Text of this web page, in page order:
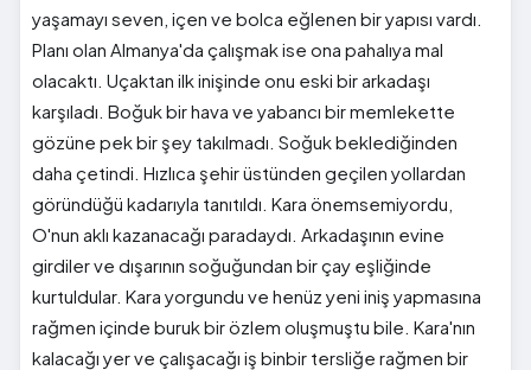
yaşamayı seven, içen ve bolca eğlenen bir yapısı vardı.
Planı olan Almanya'da çalışmak ise ona pahalıya mal
olacaktı. Uçaktan ilk inişinde onu eski bir arkadaşı
karşıladı. Boğuk bir hava ve yabancı bir memlekette
gözüne pek bir şey takılmadı. Soğuk beklediğinden
daha çetindi. Hızlıca şehir üstünden geçilen yollardan
göründüğü kadarıyla tanıtıldı. Kara önemsemiyordu,
O'nun aklı kazanacağı paradaydı. Arkadaşının evine
girdiler ve dışarının soğuğundan bir çay eşliğinde
kurtuldular. Kara yorgundu ve henüz yeni iniş yapmasına
rağmen içinde buruk bir özlem oluşmuştu bile. Kara'nın
kalacağı yer ve çalışacağı iş binbir tersliğe rağmen bir